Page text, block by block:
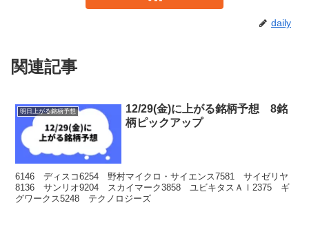
daily
関連記事
明日上がる銘柄予想
12/29(金)に上がる銘柄予想 8銘
柄ピックアップ
6146 ディスコ6254 野村マイクロ・サイエンス7581 サイゼリヤ
8136 サンリオ9204 スカイマーク3858 ユビキタスＡＩ2375 ギ
グワークス5248 テクノロジーズ